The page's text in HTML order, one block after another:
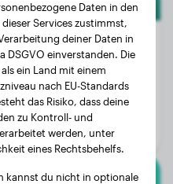
9 kg
2 Jahre, 4 Monate
Rüde
Daten in den
Services zustimmst,
deiner Daten in
DSGVO einverstanden. Die
ein Land mit einem
nach EU-Standards
das Risiko, dass deine
zu Kontroll- und
werden, unter
eines Rechtsbehelfs.
kannst du nicht in optionale